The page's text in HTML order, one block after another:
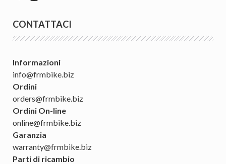
CONTATTACI
Informazioni
info@frmbike.biz
Ordini
orders@frmbike.biz
Ordini On-line
online@frmbike.biz
Garanzia
warranty@frmbike.biz
Parti di ricambio